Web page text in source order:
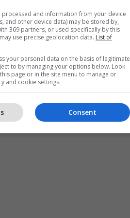
ndërtimin dhe zgjatjen e
e presionit në rrjet,
e cilësisë së furnizimit me
të ujësjellësit, do të
humbjet teknike
të pijshëm për qytetarët",
/
Telegrafi/
and information from your device
and other device data) may be stored by,
369 partners, or used specifically by this
use precise geolocation data. List of
your personal data on the basis of legitimate
to by managing your options below. Look
page or in the site menu to manage or
and cookie settings.
Consent